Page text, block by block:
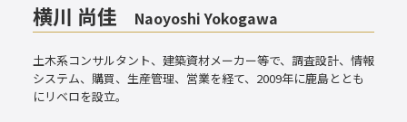
横川 尚佳 Naoyoshi Yokogawa
土木系コンサルタント、建築資材メーカー等で、調査設計、情報
システム、購買、生産管理、営業を経て、2009年に鹿島ととも
にリベロを設立。